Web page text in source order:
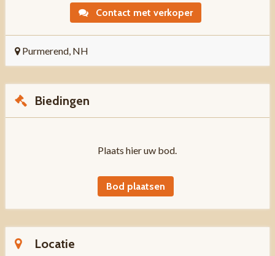
Contact met verkoper
Purmerend, NH
Biedingen
Plaats hier uw bod.
Bod plaatsen
Locatie